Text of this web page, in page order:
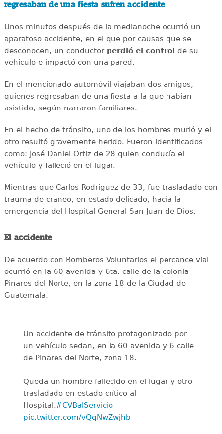
regresaban de una fiesta sufren accidente
Unos minutos después de la medianoche ocurrió un
aparatoso accidente, en el que por causas que se
desconocen, un conductor perdió el control de su
vehículo e impactó con una pared.
En el mencionado automóvil viajaban dos amigos,
quienes regresaban de una fiesta a la que habían
asistido, según narraron familiares.
En el hecho de tránsito, uno de los hombres murió y el
otro resultó gravemente herido. Fueron identificados
como: José Daniel Ortiz de 28 quien conducía el
vehículo y falleció en el lugar.
Mientras que Carlos Rodríguez de 33, fue trasladado con
trauma de craneo, en estado delicado, hacia la
emergencia del Hospital General San Juan de Dios.
El accidente
De acuerdo con Bomberos Voluntarios el percance vial
ocurrió en la 60 avenida y 6ta. calle de la colonia
Pinares del Norte, en la zona 18 de la Ciudad de
Guatemala.
Un accidente de tránsito protagonizado por
un vehículo sedan, en la 60 avenida y 6 calle
de Pinares del Norte, zona 18.
Queda un hombre fallecido en el lugar y otro
trasladado en estado crítico al
Hospital.#CVBalServicio
pic.twitter.com/vQqNwZwjhb